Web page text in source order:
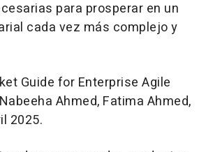
para prosperar en un
cada vez más complejo y
Guide for Enterprise Agile
Nabeeha Ahmed, Fatima Ahmed,
2025.